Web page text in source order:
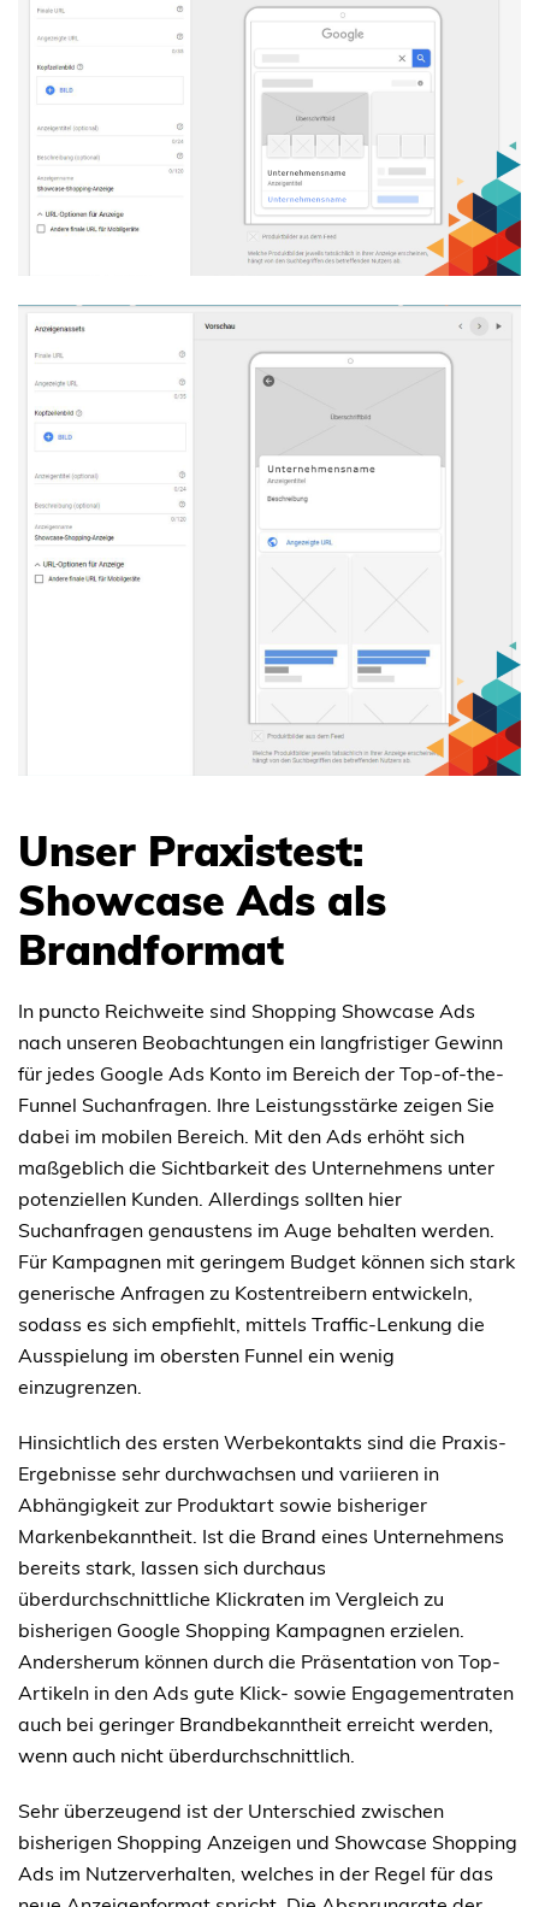
Unser Praxistest:
Showcase Ads als
Brandformat
In puncto Reichweite sind Shopping Showcase Ads
nach unseren Beobachtungen ein langfristiger Gewinn
für jedes Google Ads Konto im Bereich der Top-of-the-
Funnel Suchanfragen. Ihre Leistungsstärke zeigen Sie
dabei im mobilen Bereich. Mit den Ads erhöht sich
maßgeblich die Sichtbarkeit des Unternehmens unter
potenziellen Kunden. Allerdings sollten hier
Suchanfragen genaustens im Auge behalten werden.
Für Kampagnen mit geringem Budget können sich stark
generische Anfragen zu Kostentreibern entwickeln,
sodass es sich empfiehlt, mittels Traffic-Lenkung die
Ausspielung im obersten Funnel ein wenig
einzugrenzen.
Hinsichtlich des ersten Werbekontakts sind die Praxis-
Ergebnisse sehr durchwachsen und variieren in
Abhängigkeit zur Produktart sowie bisheriger
Markenbekanntheit. Ist die Brand eines Unternehmens
bereits stark, lassen sich durchaus
überdurchschnittliche Klickraten im Vergleich zu
bisherigen Google Shopping Kampagnen erzielen.
Andersherum können durch die Präsentation von Top-
Artikeln in den Ads gute Klick- sowie Engagementraten
auch bei geringer Brandbekanntheit erreicht werden,
wenn auch nicht überdurchschnittlich.
Sehr überzeugend ist der Unterschied zwischen
bisherigen Shopping Anzeigen und Showcase Shopping
Ads im Nutzerverhalten, welches in der Regel für das